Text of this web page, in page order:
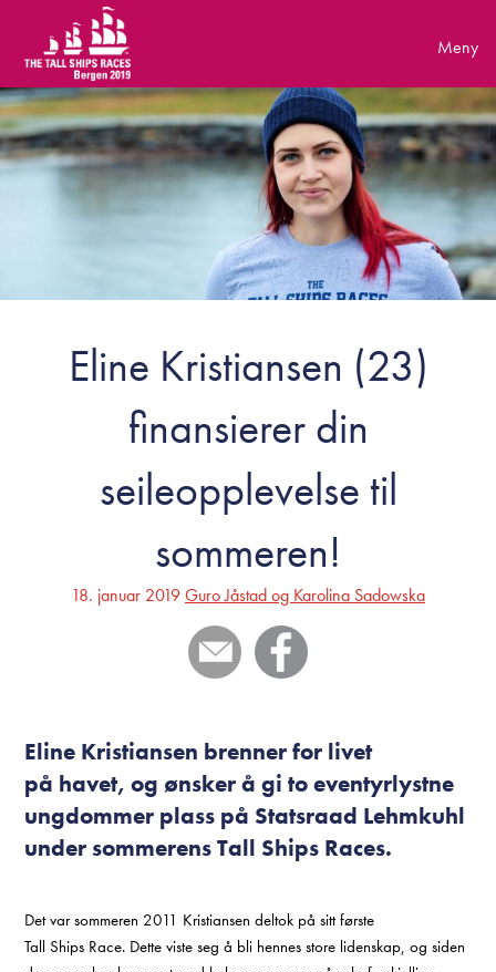
content
Eline Kristiansen (23)
finansierer din
seileopplevelse til
sommeren!
18. januar 2019Guro Jåstad og Karolina Sadowska
Eline Kristiansen brenner for livet
på havet, og ønsker å gi to eventyrlystne
ungdommer plass på Statsraad Lehmkuhl
under sommerens Tall Ships Races.
Det var sommeren 2011 Kristiansen deltok på sitt første
Tall Ships Race. Dette viste seg å bli hennes store lidenskap, og siden